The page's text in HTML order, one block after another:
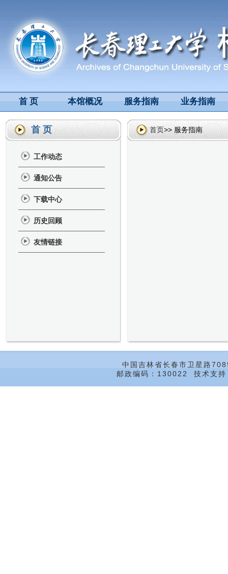
首 页 本馆概况 服务指南 业务指南
首 页
工作动态
通知公告
下载中心
历史回顾
友情链接
首页>> 服务指南
中国吉林省长春市卫星路
邮政编码：130022 技术支